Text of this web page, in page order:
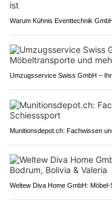
Warum Kühnis Eventtechnik
Umzugsservice Swiss GmbH –
Munitionsdepot.ch: Fachwissen
Weltew Diva Home GmbH: